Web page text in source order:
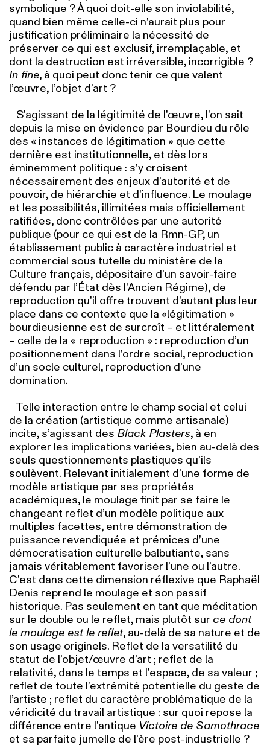
symbolique ? À quoi doit-elle son inviolabilité,
quand bien même celle-ci n’aurait plus pour
justification préliminaire la nécessité de
préserver ce qui est exclusif, irremplaçable, et
dont la destruction est irréversible, incorrigible ?
In fine, à quoi peut donc tenir ce que valent
l’œuvre, l’objet d’art ?
S’agissant de la légitimité de l’œuvre, l’on sait
depuis la mise en évidence par Bourdieu du rôle
des « instances de légitimation » que cette
dernière est institutionnelle, et dès lors
éminemment politique : s’y croisent
nécessairement des enjeux d’autorité et de
pouvoir, de hiérarchie et d’influence. Le moulage
et les possibilités, illimitées mais officiellement
ratifiées, donc contrôlées par une autorité
publique (pour ce qui est de la Rmn-GP, un
établissement public à caractère industriel et
commercial sous tutelle du ministère de la
Culture français, dépositaire d’un savoir-faire
défendu par l’État dès l’Ancien Régime), de
reproduction qu’il offre trouvent d’autant plus leur
place dans ce contexte que la «légitimation »
bourdieusienne est de surcroît – et littéralement
– celle de la « reproduction » : reproduction d’un
positionnement dans l’ordre social, reproduction
d’un socle culturel, reproduction d’une
domination.
Telle interaction entre le champ social et celui
de la création (artistique comme artisanale)
incite, s’agissant des Black Plasters, à en
explorer les implications variées, bien au-delà des
seuls questionnements plastiques qu’ils
soulèvent. Relevant initialement d’une forme de
modèle artistique par ses propriétés
académiques, le moulage finit par se faire le
changeant reflet d’un modèle politique aux
multiples facettes, entre démonstration de
puissance revendiquée et prémices d’une
démocratisation culturelle balbutiante, sans
jamais véritablement favoriser l’une ou l’autre.
C’est dans cette dimension réflexive que Raphaël
Denis reprend le moulage et son passif
historique. Pas seulement en tant que méditation
sur le double ou le reflet, mais plutôt sur ce dont
le moulage est le reflet, au-delà de sa nature et de
son usage originels. Reflet de la versatilité du
statut de l’objet/œuvre d’art ; reflet de la
relativité, dans le temps et l’espace, de sa valeur ;
reflet de toute l’extrémité potentielle du geste de
l’artiste ; reflet du caractère problématique de la
véridicité du travail artistique : sur quoi repose la
différence entre l’antique Victoire de Samothrace
et sa parfaite jumelle de l’ère post-industrielle ?